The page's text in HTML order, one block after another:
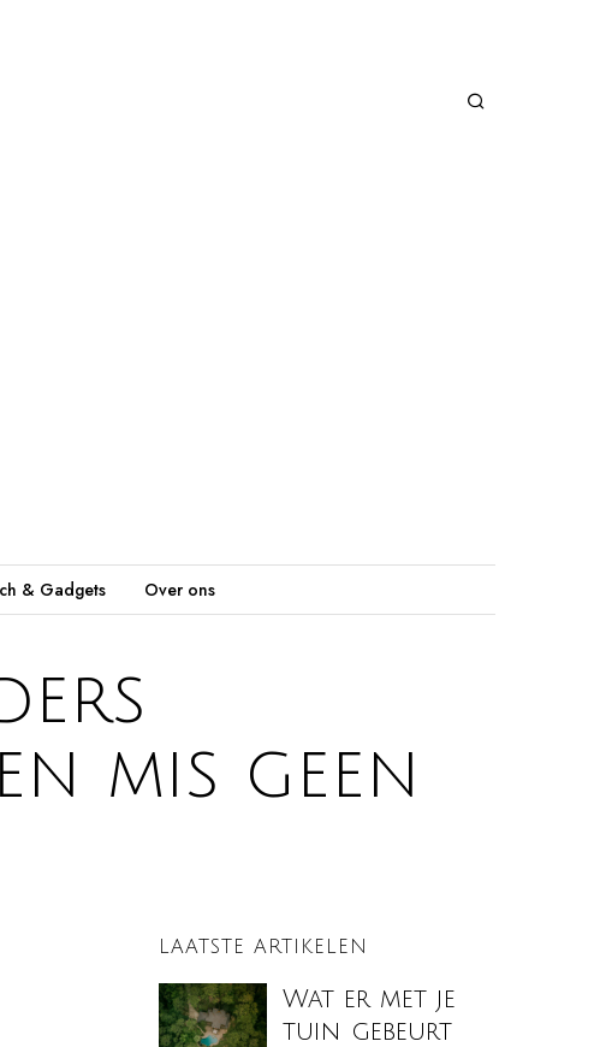
& Gadgets Over ons
mis geen
LAATSTE ARTIKELEN
Wat er met je
tuin gebeurt